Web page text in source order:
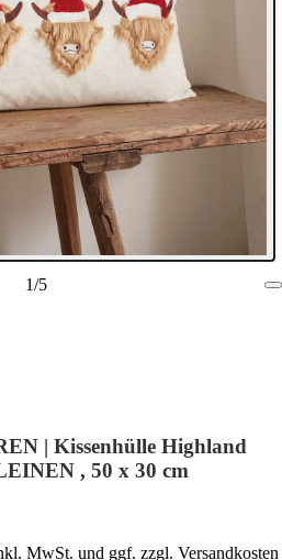
1/5
| Kissenhülle Highland
, 50 x 30 cm
MwSt. und ggf. zzgl. Versandkosten